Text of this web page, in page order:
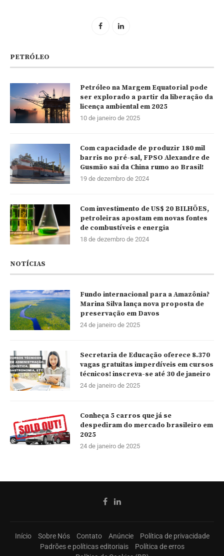
PETRÓLEO
Petróleo na Margem Equatorial pode
ser explorado a partir da liberação da
licença ambiental em 2025
10 de janeiro de 2025
Com capacidade de produzir 180 mil
barris no pré-sal, FPSO Alexandre de
Gusmão sai da China rumo ao Brasil!
19 de dezembro de 2024
Com investimento de US$ 20 BILHÕES,
petroleiras apostam em novas fontes
de combustíveis e energia
18 de dezembro de 2024
NOTÍCIAS
Fundo internacional para a Amazônia?
Marina Silva lança nova proposta de
preservação em Davos
24 de janeiro de 2025
Secretaria de Educação oferece 8.370
vagas gratuitas imperdíveis em cursos
técnicos! inscreva-se até 30 de janeiro
24 de janeiro de 2025
Conheça 5 carros que já se
despediram do mercado brasileiro em
2025
24 de janeiro de 2025
Início Sobre Nós Contato Anúncie
Política de privacidade
Padrões e políticas editoriais
Política de erros